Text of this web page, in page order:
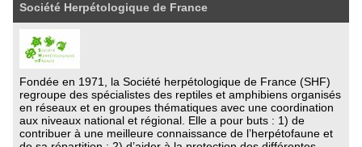
Société Herpétologique de France
Fondée en 1971, la Société herpétologique de France (SHF)
regroupe des spécialistes des reptiles et amphibiens organisés
en réseaux et en groupes thématiques avec une coordination
aux niveaux national et régional. Elle a pour buts : 1) de
contribuer à une meilleure connaissance de l’herpétofaune et